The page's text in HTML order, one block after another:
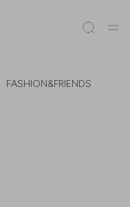
FASHION&FRIENDS